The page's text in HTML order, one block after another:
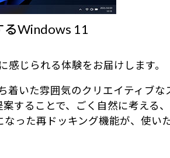
るWindows 11
じられる体験をお届けします。
いた雰囲気のクリエイティブ
することで、ごく自然に考え
った再ドッキング機能が、使